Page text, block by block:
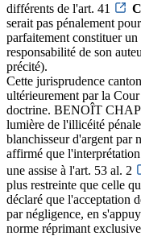
différents de l'art. 41
serait pas pénalement
parfaitement constituer
responsabilité de son
précité).
Cette jurisprudence
ultérieurement par la
doctrine. BENOÎT
lumière de l'illicéité
blanchisseur d'argent par
affirmé que
une assise à l'art. 53 al. 2
plus restreinte que celle
déclaré que l'acceptation
par négligence, en
norme réprimant